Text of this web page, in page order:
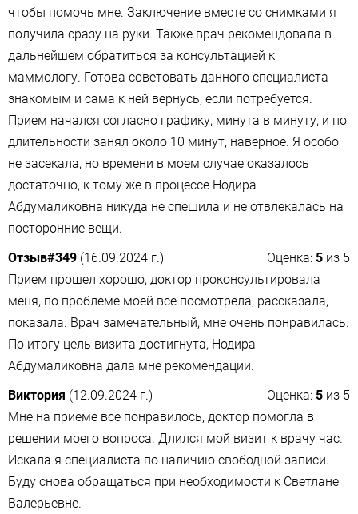
чтобы помочь мне. Заключение вместе со снимками я
получила сразу на руки. Также врач рекомендовала в
дальнейшем обратиться за консультацией к
маммологу. Готова советовать данного специалиста
знакомым и сама к ней вернусь, если потребуется.
Прием начался согласно графику, минута в минуту, и по
длительности занял около 10 минут, наверное. Я особо
не засекала, но времени в моем случае оказалось
достаточно, к тому же в процессе Нодира
Абдумаликовна никуда не спешила и не отвлекалась на
посторонние вещи.
Отзыв#349 (16.09.2024 г.) Оценка: 5 из 5
Прием прошел хорошо, доктор проконсультировала
меня, по проблеме моей все посмотрела, рассказала,
показала. Врач замечательный, мне очень понравилась.
По итогу цель визита достигнута, Нодира
Абдумаликовна дала мне рекомендации.
Виктория (12.09.2024 г.) Оценка: 5 из 5
Мне на приеме все понравилось, доктор помогла в
решении моего вопроса. Длился мой визит к врачу час.
Искала я специалиста по наличию свободной записи.
Буду снова обращаться при необходимости к Светлане
Валерьевне.